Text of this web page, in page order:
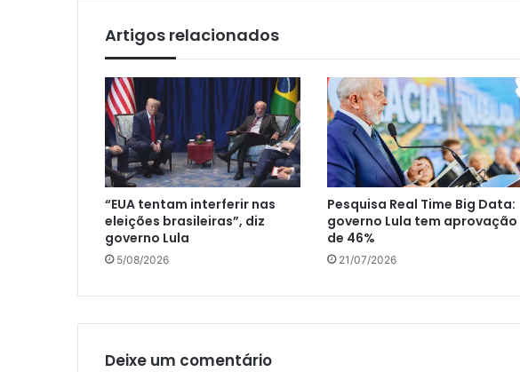
Artigos relacionados
“EUA tentam interferir nas
eleições brasileiras”, diz
governo Lula
5/08/2026
Pesquisa Real Time Big Data:
governo Lula tem aprovação
de 46%
21/07/2026
Deixe um comentário